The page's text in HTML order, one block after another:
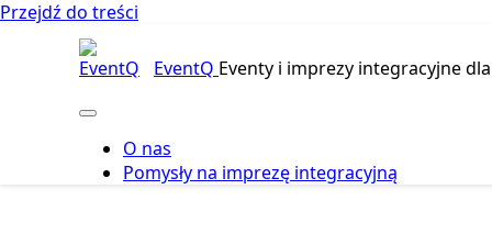
Przejdź do treści
EventQ Eventy i imprezy integracyjne
O nas
Pomysły na imprezę integracyjną